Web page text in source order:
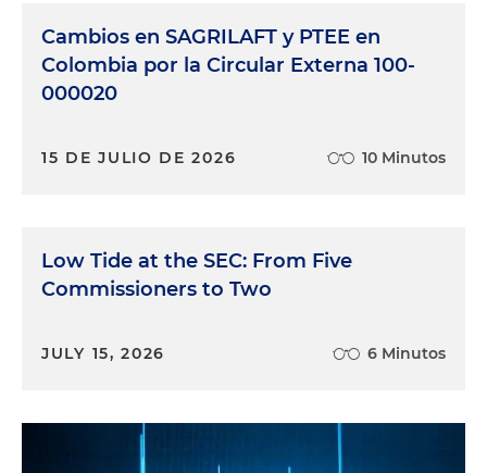
Cambios en SAGRILAFT y PTEE en
Colombia por la Circular Externa 100-
000020
15 DE JULIO DE 2026 10 Minutos
Low Tide at the SEC: From Five
Commissioners to Two
JULY 15, 2026 6 Minutos